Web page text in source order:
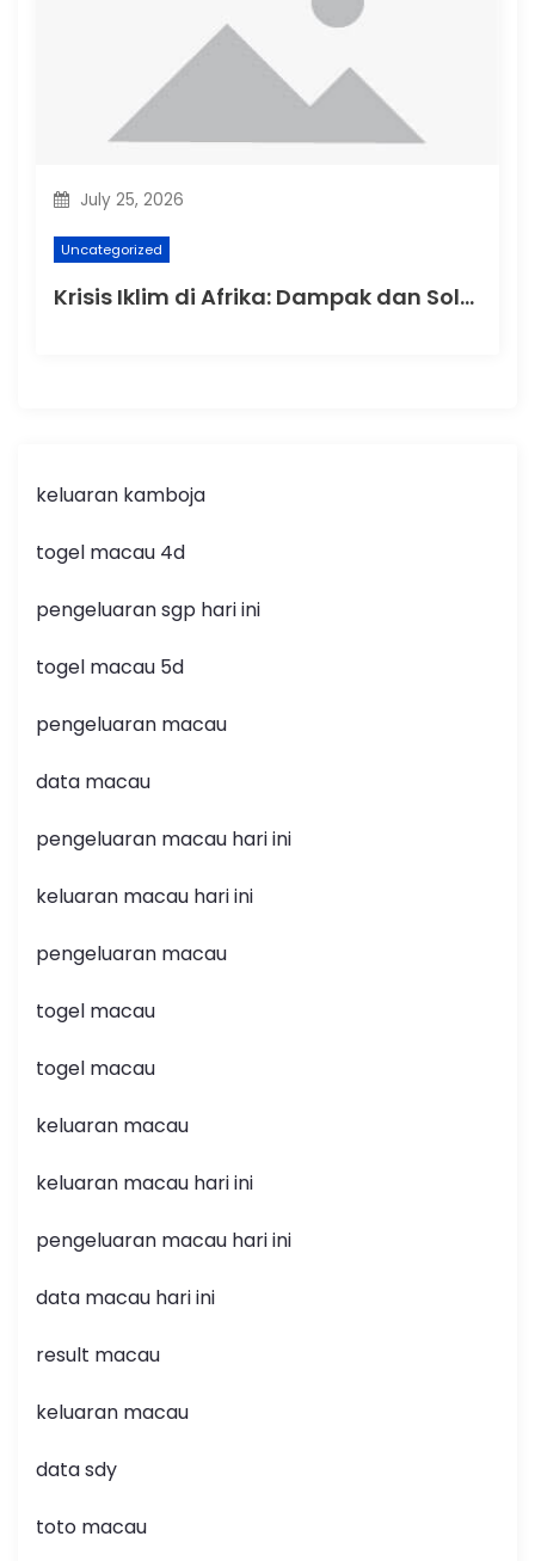
July 25, 2026
Uncategorized
Krisis Iklim di Afrika: Dampak dan Solusi
keluaran kamboja
togel macau 4d
pengeluaran sgp hari ini
togel macau 5d
pengeluaran macau
data macau
pengeluaran macau hari ini
keluaran macau hari ini
pengeluaran macau
togel macau
togel macau
keluaran macau
keluaran macau hari ini
pengeluaran macau hari ini
data macau hari ini
result macau
keluaran macau
data sdy
toto macau